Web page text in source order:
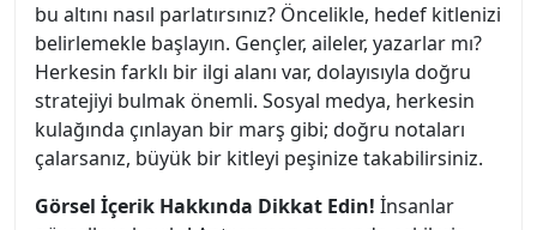
bu altını nasıl parlatırsınız? Öncelikle, hedef kitlenizi
belirlemekle başlayın. Gençler, aileler, yazarlar mı?
Herkesin farklı bir ilgi alanı var, dolayısıyla doğru
stratejiyi bulmak önemli. Sosyal medya, herkesin
kulağında çınlayan bir marş gibi; doğru notaları
çalarsanız, büyük bir kitleyi peşinize takabilirsiniz.
Görsel İçerik Hakkında Dikkat Edin! İnsanlar